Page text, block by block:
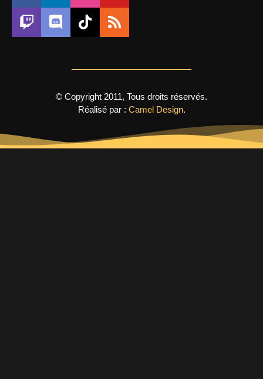
© Copyright 2011, Tous droits réservés.
Réalisé par : Camel Design.